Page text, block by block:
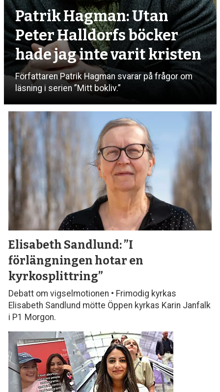
Patrik Hagman: Utan
Peter Halldorfs böcker
hade jag inte varit kristen
Författaren Patrik Hagman svarar på frågor om
läsning i serien ”Mitt bokliv.”
Elisabeth Sandlund:”I
förlängningen hotar en
kyrkosplittring”
Debatt om vigselmotionen • Frimodig kyrkas
Elisabeth Sandlund mötte Öppen kyrkas Karin Janfalk
i P1 Morgon.